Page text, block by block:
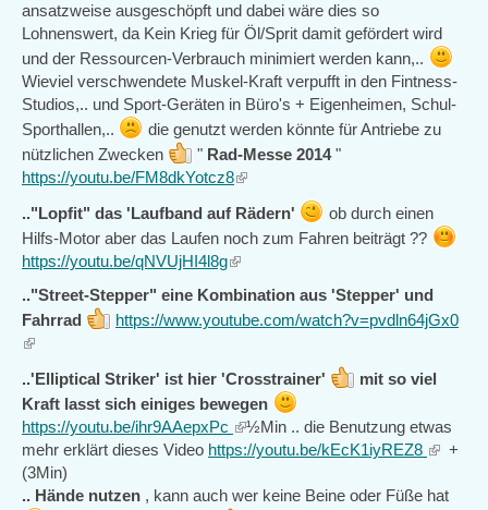
ansatzweise ausgeschöpft und dabei wäre dies so
Lohnenswert, da Kein Krieg für Öl/Sprit damit gefördert wird
und der Ressourcen-Verbrauch minimiert werden kann,..
Wieviel verschwendete Muskel-Kraft verpufft in den Fintness-
Studios,.. und Sport-Geräten in Büro's + Eigenheimen, Schul-
Sporthallen,..
die genutzt werden könnte für Antriebe zu
nützlichen Zwecken
" Rad-Messe 2014"
https://youtu.be/FM8dkYotcz8(link
external)
.."Lopfit" das 'Laufband auf Rädern'
ob durch einen
Hilfs-Motor aber das Laufen noch zum Fahren beiträgt ??
https://youtu.be/qNVUjHI4l8g(link
is
external)
.."Street-Stepper" eine Kombination aus 'Stepper' und
Fahrrad
https://www.youtube.com/watch?v=pvdln64jGx0
(link
external)
..'Elliptical Striker' ist hier 'Crosstrainer'
mit so viel
Kraft lasst sich einiges bewegen
https://youtu.be/ihr9AAepxPc (link
is
½Min .. die Benutzung etwas
mehr erklärt dieses Video https://youtu.be/kEcK1iyREZ8 (link
external)
+
(3Min)
.. Hände nutzen , kann auch wer keine Beine oder Füße hat